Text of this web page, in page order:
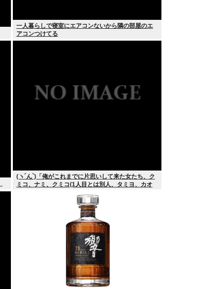
一人暮らしで寝室にエアコンないから隣の部屋のエ
アコンつけてる
(ヽ´ん`)「俺がこれまでに片思いして来た女たち、ク
ミコ、ナミ、クミコ(1人目とは別人、タミヨ、カオ